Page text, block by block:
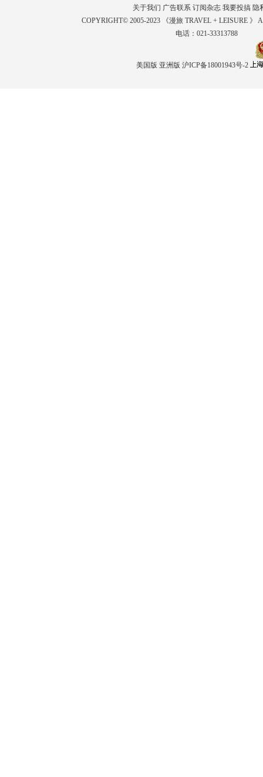
关于我们 广告联系 订阅杂志 我要投搞 隐
COPYRIGHT© 2005-2023 《漫旅 TRAVEL + LEISURE 》
电话：021-33313788
美国版 亚洲版 沪ICP备18001943号-2